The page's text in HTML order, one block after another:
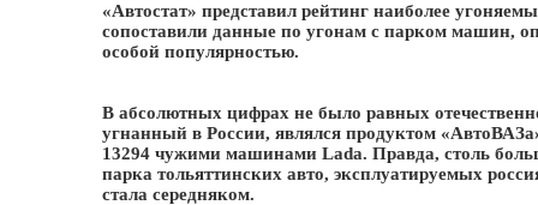
«Автостат» представил рейтинг наиболее
сопоставили данные по угонам с парком машин,
особой популярностью.
В абсолютных цифрах не было равных
угнанный в России, являлся продуктом
13294 чужими машинами Lada. Правда, столь
парка тольяттинских авто, эксплуатируемых
стала середняком.